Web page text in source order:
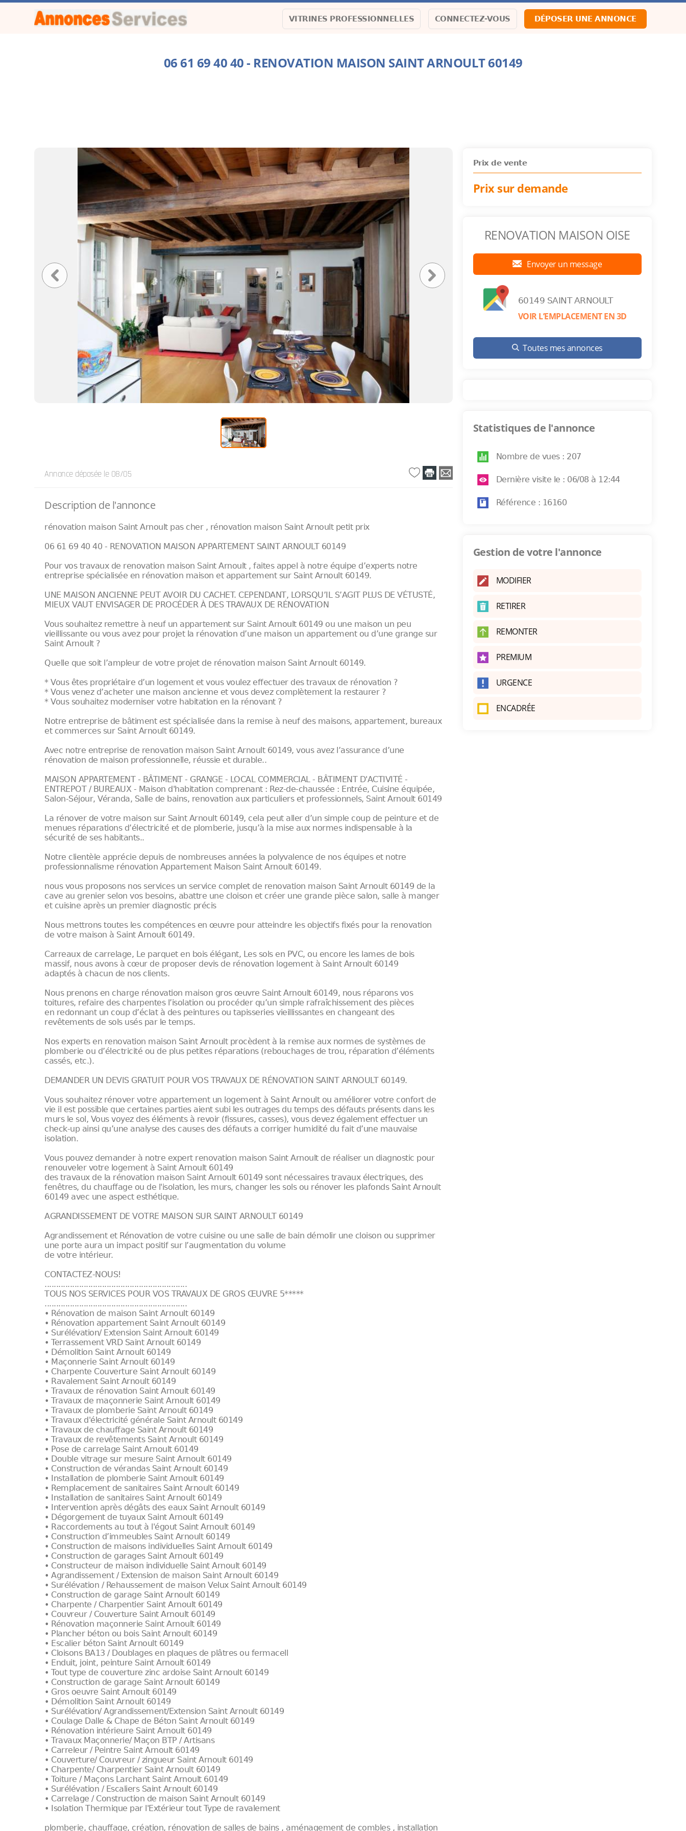
VITRINES PROFESSIONNELLES CONNECTEZ-VOUS DÉPOSER UNE ANNONCE
06 61 69 40 40 - RENOVATION MAISON SAINT ARNOULT 60149
Annonce déposée le 08/05
Description de l'annonce
rénovation maison Saint Arnoult pas cher , rénovation maison Saint Arnoult petit prix
06 61 69 40 40 - RENOVATION MAISON APPARTEMENT SAINT ARNOULT 60149
Pour vos travaux de renovation maison Saint Arnoult , faites appel à notre équipe d’experts notre
entreprise spécialisée en rénovation maison et appartement sur Saint Arnoult 60149.
UNE MAISON ANCIENNE PEUT AVOIR DU CACHET. CEPENDANT, LORSQU’IL S’AGIT PLUS DE VÉTUSTÉ,
MIEUX VAUT ENVISAGER DE PROCÉDER À DES TRAVAUX DE RÉNOVATION
Vous souhaitez remettre à neuf un appartement sur Saint Arnoult 60149 ou une maison un peu
vieillissante ou vous avez pour projet la rénovation d’une maison un appartement ou d’une grange sur
Saint Arnoult ?
Quelle que soit l’ampleur de votre projet de rénovation maison Saint Arnoult 60149.
* Vous êtes propriétaire d’un logement et vous voulez effectuer des travaux de rénovation ?
* Vous venez d’acheter une maison ancienne et vous devez complètement la restaurer ?
* Vous souhaitez moderniser votre habitation en la rénovant ?
Notre entreprise de bâtiment est spécialisée dans la remise à neuf des maisons, appartement, bureaux
et commerces sur Saint Arnoult 60149.
Avec notre entreprise de renovation maison Saint Arnoult 60149, vous avez l’assurance d’une
rénovation de maison professionnelle, réussie et durable..
MAISON APPARTEMENT - BÂTIMENT - GRANGE - LOCAL COMMERCIAL - BÂTIMENT D'ACTIVITÉ -
ENTREPOT / BUREAUX - Maison d'habitation comprenant : Rez-de-chaussée : Entrée, Cuisine équipée,
Salon-Séjour, Véranda, Salle de bains, renovation aux particuliers et professionnels, Saint Arnoult 60149
La rénover de votre maison sur Saint Arnoult 60149, cela peut aller d’un simple coup de peinture et de
menues réparations d’électricité et de plomberie, jusqu’à la mise aux normes indispensable à la
sécurité de ses habitants..
Notre clientèle apprécie depuis de nombreuses années la polyvalence de nos équipes et notre
professionnalisme rénovation Appartement Maison Saint Arnoult 60149.
nous vous proposons nos services un service complet de renovation maison Saint Arnoult 60149 de la
cave au grenier selon vos besoins, abattre une cloison et créer une grande pièce salon, salle à manger
et cuisine après un premier diagnostic précis
Nous mettrons toutes les compétences en œuvre pour atteindre les objectifs fixés pour la renovation
de votre maison à Saint Arnoult 60149.
Carreaux de carrelage, Le parquet en bois élégant, Les sols en PVC, ou encore les lames de bois
massif, nous avons à cœur de proposer devis de rénovation logement à Saint Arnoult 60149
adaptés à chacun de nos clients.
Nous prenons en charge rénovation maison gros œuvre Saint Arnoult 60149, nous réparons vos
toitures, refaire des charpentes l’isolation ou procéder qu’un simple rafraîchissement des pièces
en redonnant un coup d’éclat à des peintures ou tapisseries vieillissantes en changeant des
revêtements de sols usés par le temps.
Nos experts en renovation maison Saint Arnoult procèdent à la remise aux normes de systèmes de
plomberie ou d’électricité ou de plus petites réparations (rebouchages de trou, réparation d’éléments
cassés, etc.).
DEMANDER UN DEVIS GRATUIT POUR VOS TRAVAUX DE RÉNOVATION SAINT ARNOULT 60149.
Vous souhaitez rénover votre appartement un logement à Saint Arnoult ou améliorer votre confort de
vie il est possible que certaines parties aient subi les outrages du temps des défauts présents dans les
murs le sol, Vous voyez des éléments à revoir (fissures, casses), vous devez également effectuer un
check-up ainsi qu’une analyse des causes des défauts a corriger humidité du fait d’une mauvaise
isolation.
Vous pouvez demander à notre expert renovation maison Saint Arnoult de réaliser un diagnostic pour
renouveler votre logement à Saint Arnoult 60149
des travaux de la rénovation maison Saint Arnoult 60149 sont nécessaires travaux électriques, des
fenêtres, du chauffage ou de l'isolation, les murs, changer les sols ou rénover les plafonds Saint Arnoult
60149 avec une aspect esthétique.
AGRANDISSEMENT DE VOTRE MAISON SUR SAINT ARNOULT 60149
Agrandissement et Rénovation de votre cuisine ou une salle de bain démolir une cloison ou supprimer
une porte aura un impact positif sur l’augmentation du volume
de votre intérieur.
CONTACTEZ-NOUS!
..............................................................
TOUS NOS SERVICES POUR VOS TRAVAUX DE GROS ŒUVRE 5*****
..............................................................
• Rénovation de maison Saint Arnoult 60149
• Rénovation appartement Saint Arnoult 60149
• Surélévation/ Extension Saint Arnoult 60149
• Terrassement VRD Saint Arnoult 60149
• Démolition Saint Arnoult 60149
• Maçonnerie Saint Arnoult 60149
• Charpente Couverture Saint Arnoult 60149
• Ravalement Saint Arnoult 60149
• Travaux de rénovation Saint Arnoult 60149
• Travaux de maçonnerie Saint Arnoult 60149
• Travaux de plomberie Saint Arnoult 60149
• Travaux d'électricité générale Saint Arnoult 60149
• Travaux de chauffage Saint Arnoult 60149
• Travaux de revêtements Saint Arnoult 60149
• Pose de carrelage Saint Arnoult 60149
• Double vitrage sur mesure Saint Arnoult 60149
• Construction de vérandas Saint Arnoult 60149
• Installation de plomberie Saint Arnoult 60149
• Remplacement de sanitaires Saint Arnoult 60149
• Installation de sanitaires Saint Arnoult 60149
• Intervention après dégâts des eaux Saint Arnoult 60149
• Dégorgement de tuyaux Saint Arnoult 60149
• Raccordements au tout à l'égout Saint Arnoult 60149
• Construction d’immeubles Saint Arnoult 60149
• Construction de maisons individuelles Saint Arnoult 60149
• Construction de garages Saint Arnoult 60149
• Constructeur de maison individuelle Saint Arnoult 60149
• Agrandissement / Extension de maison Saint Arnoult 60149
• Surélévation / Rehaussement de maison Velux Saint Arnoult 60149
• Construction de garage Saint Arnoult 60149
• Charpente / Charpentier Saint Arnoult 60149
• Couvreur / Couverture Saint Arnoult 60149
• Rénovation maçonnerie Saint Arnoult 60149
• Plancher béton ou bois Saint Arnoult 60149
• Escalier béton Saint Arnoult 60149
• Cloisons BA13 / Doublages en plaques de plâtres ou fermacell
• Enduit, joint, peinture Saint Arnoult 60149
• Tout type de couverture zinc ardoise Saint Arnoult 60149
• Construction de garage Saint Arnoult 60149
• Gros oeuvre Saint Arnoult 60149
• Démolition Saint Arnoult 60149
• Surélévation/ Agrandissement/Extension Saint Arnoult 60149
• Coulage Dalle & Chape de Béton Saint Arnoult 60149
• Rénovation intérieure Saint Arnoult 60149
• Travaux Maçonnerie/ Maçon BTP / Artisans
• Carreleur / Peintre Saint Arnoult 60149
• Couverture/ Couvreur / zingueur Saint Arnoult 60149
• Charpente/ Charpentier Saint Arnoult 60149
• Toiture / Maçons Larchant Saint Arnoult 60149
• Surélévation / Escaliers Saint Arnoult 60149
• Carrelage / Construction de maison Saint Arnoult 60149
• Isolation Thermique par l'Extérieur tout Type de ravalement
plomberie, chauffage, création, rénovation de salles de bains , aménagement de combles , installation
Prix de vente
Prix sur demande
RENOVATION MAISON OISE
Envoyer un message
60149 SAINT ARNOULT
VOIR L’EMPLACEMENT EN 3D
Toutes mes annonces
Statistiques de l'annonce
Nombre de vues : 207
Dernière visite le : 06/08 à 12:44
Référence : 16160
Gestion de votre l'annonce
MODIFIER
RETIRER
REMONTER
PREMIUM
URGENCE
ENCADRÉE